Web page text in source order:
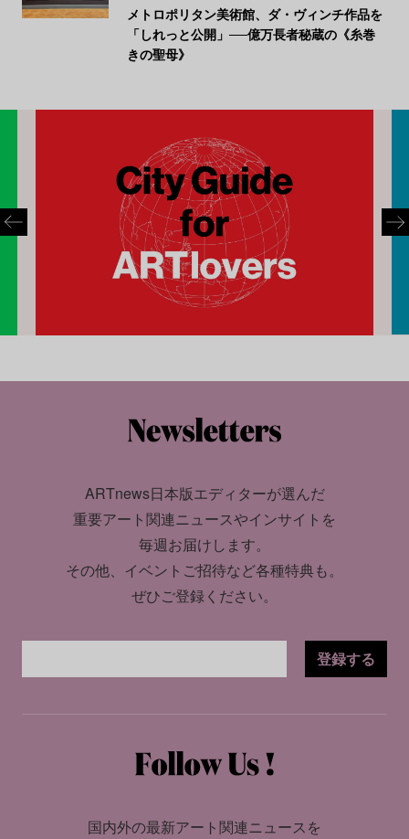
メトロポリタン美術館、ダ・ヴィンチ作品を
「しれっと公開」──億万長者秘蔵の《糸巻
きの聖母》
ARTnews日本版エディターが選んだ
重要アート関連ニュースやインサイトを
毎週お届けします。
その他、イベントご招待など各種特典も。
ぜひご登録ください。
登録する
国内外の最新アート関連ニュースを